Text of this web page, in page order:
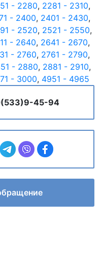
- 2280, 2281 - 2310,
- 2400, 2401 - 2430,
- 2520, 2521 - 2550,
- 2640, 2641 - 2670,
- 2760, 2761 - 2790,
- 2880, 2881 - 2910,
- 3000, 4951 - 4965
45-94